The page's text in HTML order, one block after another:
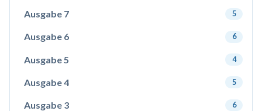
Ausgabe 7 5
Ausgabe 6 6
Ausgabe 5 4
Ausgabe 4 5
Ausgabe 3 6